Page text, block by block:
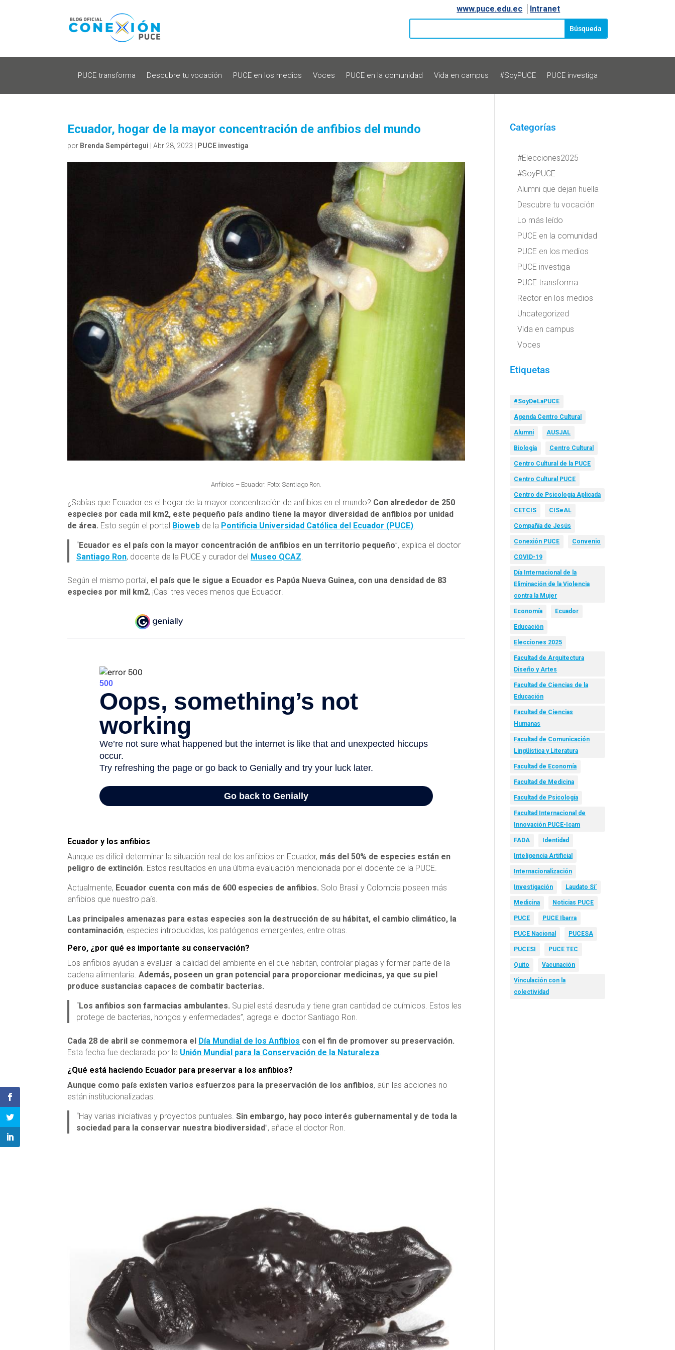
www.puce.edu.ec Intranet
PUCE transforma Descubre tu vocación PUCE en los medios Voces PUCE en la comunidad Vida en campus #SoyPUCE PUCE investiga
Ecuador, hogar de la mayor concentración de anfibios del mundo
por Brenda Sempértegui |Abr 28, 2023 PUCE investiga
Anfibios – Ecuador. Foto: Santiago Ron.
¿Sabías que Ecuador es el hogar de la mayor concentración de anfibios en el mundo? Con alrededor de 250
especies por cada mil km2, este pequeño país andino tiene la mayor diversidad de anfibios por unidad
de área. Esto según el portal Bioweb de la Pontificia Universidad Católica del Ecuador (PUCE).
“Ecuador es el país con la mayor concentración de anfibios en un territorio pequeño”, explica el doctor
Santiago Ron, docente de la PUCE y curador del Museo QCAZ.
Según el mismo portal, el país que le sigue a Ecuador es Papúa Nueva Guinea, con una densidad de 83
especies por mil km2, ¡Casi tres veces menos que Ecuador!
Ecuador y los anfibios
Aunque es difícil determinar la situación real de los anfibios en Ecuador, más del 50% de especies están en
peligro de extinción . Estos resultados en una última evaluación mencionada por el docente de la PUCE.
Actualmente, Ecuador cuenta con más de 600 especies de anfibios. Solo Brasil y Colombia poseen más
anfibios que nuestro país.
Las principales amenazas para estas especies son la destrucción de su hábitat, el cambio climático, la
contaminación, especies introducidas, los patógenos emergentes, entre otras.
Pero, ¿por qué es importante su conservación?
Los anfibios ayudan a evaluar la calidad del ambiente en el que habitan, controlar plagas y formar parte de la
cadena alimentaria. Además, poseen un gran potencial para proporcionar medicinas, ya que su piel
produce sustancias capaces de combatir bacterias.
“Los anfibios son farmacias ambulantes. Su piel está desnuda y tiene gran cantidad de químicos. Estos les
protege de bacterias, hongos y enfermedades”, agrega el doctor Santiago Ron.
Cada 28 de abril se conmemora el Día Mundial de los Anfibios con el fin de promover su preservación.
Esta fecha fue declarada por la Unión Mundial para la Conservación de la Naturaleza.
¿Qué está haciendo Ecuador para preservar a los anfibios?
Aunque como país existen varios esfuerzos para la preservación de los anfibios, aún las acciones no
están institucionalizadas.
“Hay varias iniciativas y proyectos puntuales. Sin embargo, hay poco interés gubernamental y de toda la
sociedad para la conservar nuestra biodiversidad”, añade el doctor Ron.
Categorías
#Elecciones2025
#SoyPUCE
Alumni que dejan huella
Descubre tu vocación
Lo más leído
PUCE en la comunidad
PUCE en los medios
PUCE investiga
PUCE transforma
Rector en los medios
Uncategorized
Vida en campus
Voces
Etiquetas
#SoyDeLaPUCE
Agenda Centro Cultural
Alumni AUSJAL
Biología Centro Cultural
Centro Cultural de la PUCE
Centro Cultural PUCE
Centro de Psicología Aplicada
CETCIS CISeAL
Compañía de Jesús
Conexión PUCE Convenio
COVID-19
Día Internacional de la
Eliminación de la Violencia
contra la Mujer
Economía Ecuador
Educación
Elecciones 2025
Facultad de Arquitectura
Diseño y Artes
Facultad de Ciencias de la
Educación
Facultad de Ciencias
Humanas
Facultad de Comunicación
Lingüística y Literatura
Facultad de Economía
Facultad de Medicina
Facultad de Psicología
Facultad Internacional de
Innovación PUCE-Icam
FADA Identidad
Inteligencia Artificial
Internacionalización
Investigación Laudato Si’
Medicina Noticias PUCE
PUCE PUCE Ibarra
PUCE Nacional PUCESA
PUCESI PUCE TEC
Quito Vacunación
Vinculación con la
colectividad